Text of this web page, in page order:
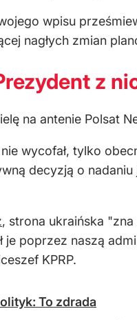
wpisu
nagłych zmian
z
na antenie Polsat
wycofał, tylko
decyzją o
, strona ukraińska
je poprzez naszą
KPRP.
To zdrada